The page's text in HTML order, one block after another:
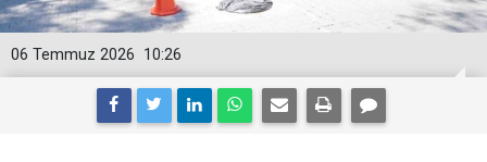
10:26
06 Temmuz 2026